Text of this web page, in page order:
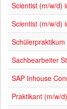
Scientist (m/w/d)
Scientist (m/w/d)
Schülerpraktikum
Sachbearbeiter
SAP Inhouse
Praktikant (m/w/